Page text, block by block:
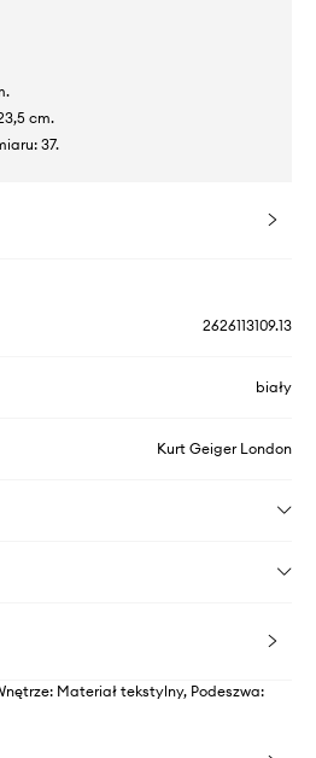
cm.
37.
2626113109.13
biały
Kurt Geiger London
Materiał tekstylny, Podeszwa: